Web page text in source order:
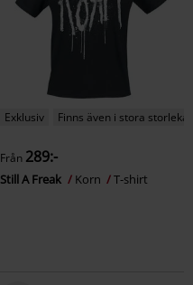
Exklusiv Finns även i stora storlekar
Från 289:-
Still A Freak Korn T-shirt